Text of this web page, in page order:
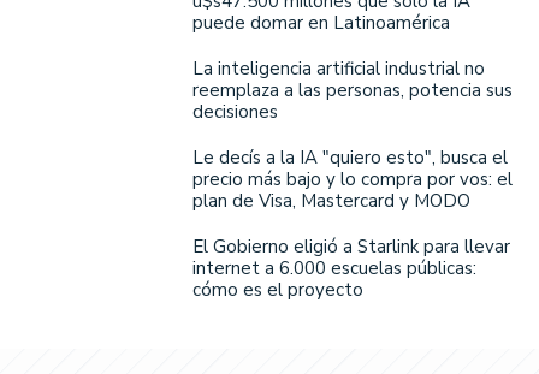
puede domar en Latinoamérica
La inteligencia artificial industrial no
reemplaza a las personas, potencia sus
decisiones
Le decís a la IA "quiero esto", busca el
precio más bajo y lo compra por vos: el
plan de Visa, Mastercard y MODO
El Gobierno eligió a Starlink para llevar
internet a 6.000 escuelas públicas:
cómo es el proyecto